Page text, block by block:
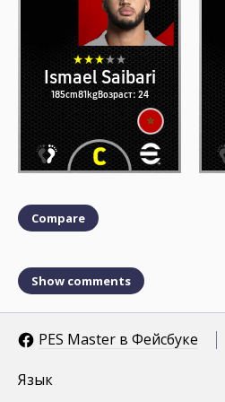
Ismael Saibari
185cm81kgВозраст: 24
Compare
Show comments
PES Master в Фейсбуке
Язык